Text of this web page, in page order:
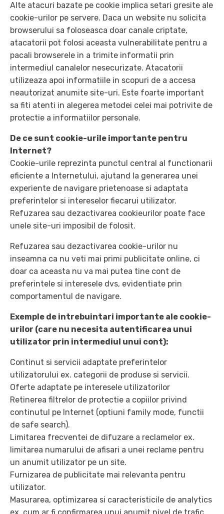
Alte atacuri bazate pe cookie implica setari gresite ale
cookie-urilor pe servere. Daca un website nu solicita
browserului sa foloseasca doar canale criptate,
atacatorii pot folosi aceasta vulnerabilitate pentru a
pacali browserele in a trimite informatii prin
intermediul canalelor nesecurizate. Atacatorii
utilizeaza apoi informatiile in scopuri de a accesa
neautorizat anumite site-uri. Este foarte important
sa fiti atenti in alegerea metodei celei mai potrivite de
protectie a informatiilor personale.
De ce sunt cookie-urile importante pentru
Internet?
Cookie-urile reprezinta punctul central al functionarii
eficiente a Internetului, ajutand la generarea unei
experiente de navigare prietenoase si adaptata
preferintelor si intereselor fiecarui utilizator.
Refuzarea sau dezactivarea cookieurilor poate face
unele site-uri imposibil de folosit.
Refuzarea sau dezactivarea cookie-urilor nu
inseamna ca nu veti mai primi publicitate online, ci
doar ca aceasta nu va mai putea tine cont de
preferintele si interesele dvs, evidentiate prin
comportamentul de navigare.
Exemple de intrebuintari importante ale cookie-
urilor (care nu necesita autentificarea unui
utilizator prin intermediul unui cont):
Continut si servicii adaptate preferintelor
utilizatorului ex. categorii de produse si servicii.
Oferte adaptate pe interesele utilizatorilor
Retinerea filtrelor de protectie a copiilor privind
continutul pe Internet (optiuni family mode, functii
de safe search).
Limitarea frecventei de difuzare a reclamelor ex.
limitarea numarului de afisari a unei reclame pentru
un anumit utilizator pe un site.
Furnizarea de publicitate mai relevanta pentru
utilizator.
Masurarea, optimizarea si caracteristicile de analytics